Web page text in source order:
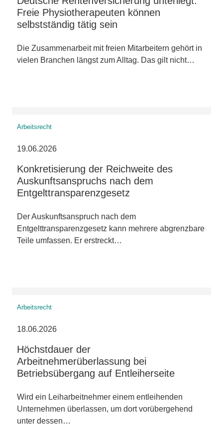
Freie Physiotherapeuten können
selbstständig tätig sein
Die Zusammenarbeit mit freien Mitarbeitern gehört in
vielen Branchen längst zum Alltag. Das gilt nicht…
Arbeitsrecht
19.06.2026
Konkretisierung der Reichweite des
Auskunftsanspruchs nach dem
Entgelttransparenzgesetz
Der Auskunftsanspruch nach dem
Entgelttransparenzgesetz kann mehrere abgrenzbare
Teile umfassen. Er erstreckt…
Arbeitsrecht
18.06.2026
Höchstdauer der
Arbeitnehmerüberlassung bei
Betriebsübergang auf Entleiherseite
Wird ein Leiharbeitnehmer einem entleihenden
Unternehmen überlassen, um dort vorübergehend
unter dessen…